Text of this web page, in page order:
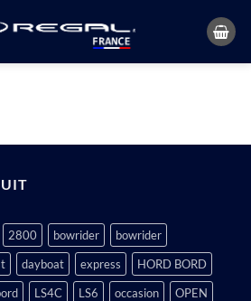
2800 bowrider
bowrider
dayboat express
HORD BORD
LS4C LS6 occasion
OPEN